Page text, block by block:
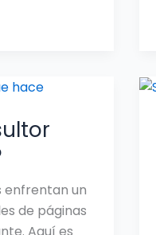
enfrentan un
de páginas
Aquí es